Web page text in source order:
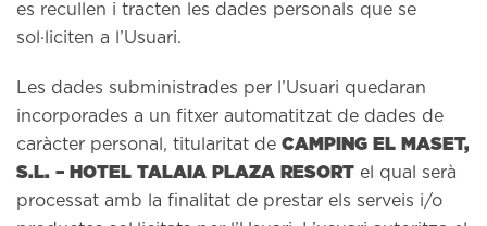
es recullen i tracten les dades personals que se
sol·liciten a l’Usuari.
Les dades subministrades per l’Usuari quedaran
incorporades a un fitxer automatitzat de dades de
caràcter personal, titularitat de CAMPING EL MASET,
S.L. – HOTEL TALAIA PLAZA RESORT el qual serà
processat amb la finalitat de prestar els serveis i/o